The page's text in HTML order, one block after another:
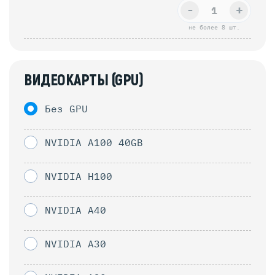
не более 8 шт.
+
-
ВИДЕОКАРТЫ (GPU)
Без GPU
NVIDIA A100 40GB
NVIDIA H100
NVIDIA A40
NVIDIA A30